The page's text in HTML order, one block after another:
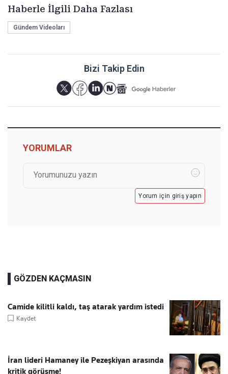
Haberle İlgili Daha Fazlası
Gündem Videoları
Bizi Takip Edin
YORUMLAR
Yorum için giriş yapın
GÖZDEN KAÇMASIN
Camide kilitli kaldı, taş atarak yardım istedi
Kaydet
İran lideri Hamaney ile Pezeşkiyan arasında
kritik görüşme!